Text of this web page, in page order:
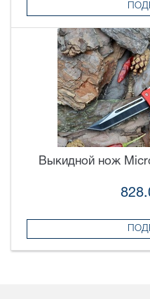
Выкидной нож